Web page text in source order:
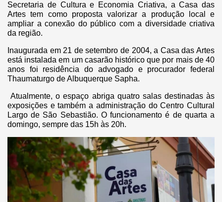
Secretaria de Cultura e Economia Criativa, a Casa das
Artes tem como proposta valorizar a produção local e
ampliar a conexão do público com a diversidade criativa
da região.
Inaugurada em 21 de setembro de 2004, a Casa das Artes
está instalada em um casarão histórico que por mais de 40
anos foi residência do advogado e procurador federal
Thaumaturgo de Albuquerque Sapha.
Atualmente, o espaço abriga quatro salas destinadas às
exposições e também a administração do Centro Cultural
Largo de São Sebastião. O funcionamento é de quarta a
domingo, sempre das 15h às 20h.